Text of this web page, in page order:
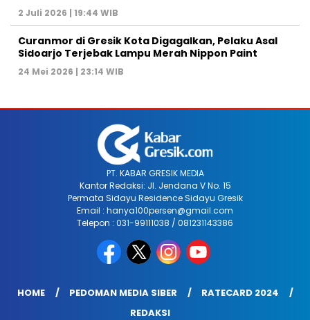
2 Juli 2026 | 19:44 WIB
Curanmor di Gresik Kota Digagalkan, Pelaku Asal
Sidoarjo Terjebak Lampu Merah Nippon Paint
24 Mei 2026 | 23:14 WIB
PT. KABAR GRESIK MEDIA
Kantor Redaksi: Jl. Jendana V No. 15
Permata Sidayu Residence Sidayu Gresik
Email : hanya100persen@gmail.com
Telepon : 031-99111038 / 081231143386
HOME PEDOMAN MEDIA SIBER
RATECARD 2024
REDAKSI